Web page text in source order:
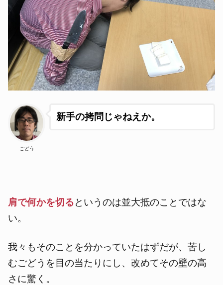
ごどう
新手の拷問じゃねえか。
肩で何かを切るというのは並大抵のことではな
い。
我々もそのことを分かっていたはずだが、苦し
むごどうを目の当たりにし、改めてその壁の高
さに驚く。